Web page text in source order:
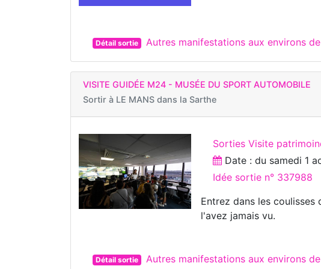
Détail sortie Autres manifestations aux environs de
VISITE GUIDÉE M24 - MUSÉE DU SPORT AUTOMOBILE
Sortir à LE MANS dans la Sarthe
Sorties Visite
Date : du samedi 1
Idée sortie n° 337988
Entrez dans les
l'avez jamais vu.
Détail sortie Autres manifestations aux environs